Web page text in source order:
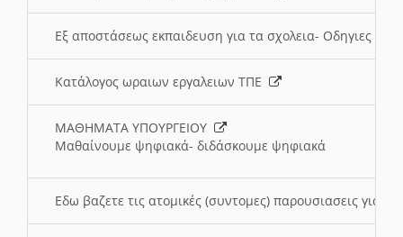
Εξ αποστάσεως εκπαιδευση για τα σχολεια- Οδηγιες
Κατάλογος ωραιων εργαλειων ΤΠΕ
ΜΑΘΗΜΑΤΑ ΥΠΟΥΡΓΕΙΟΥ
Μαθαίνουμε ψηφιακά- διδάσκουμε ψηφιακά
Εδω βαζετε τις ατομικές (συντομες) παρουσιασεις για